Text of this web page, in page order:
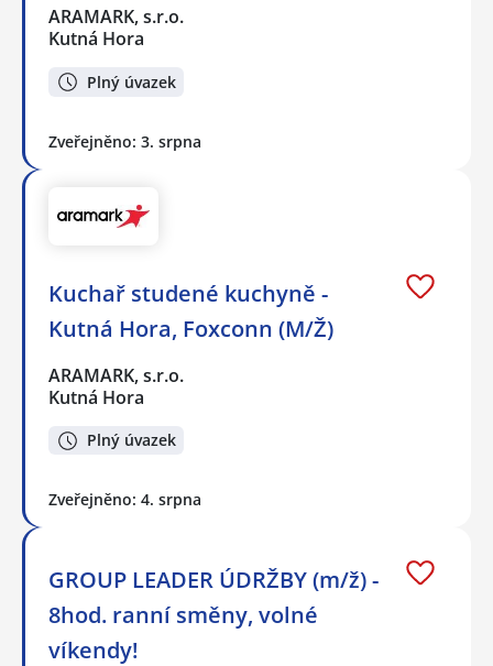
ARAMARK, s.r.o.
Kutná Hora
Plný úvazek
Zveřejněno: 3. srpna
Kuchař studené kuchyně -
Kutná Hora, Foxconn (M/Ž)
ARAMARK, s.r.o.
Kutná Hora
Plný úvazek
Zveřejněno: 4. srpna
GROUP LEADER ÚDRŽBY (m/ž) -
8hod. ranní směny, volné
víkendy!